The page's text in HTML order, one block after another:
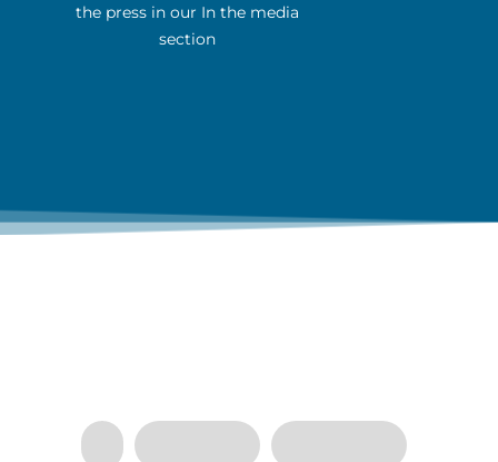
the press in our In the media
section